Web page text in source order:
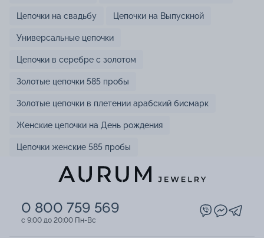
Цепочки на свадьбу Цепочки на Выпускной
Универсальные цепочки
Цепочки в серебре с золотом
Золотые цепочки 585 пробы
Золотые цепочки в плетении арабский бисмарк
Женские цепочки на День рождения
Цепочки женские 585 пробы
0 800 759 569
c 9:00 до 20:00 Пн-Вс